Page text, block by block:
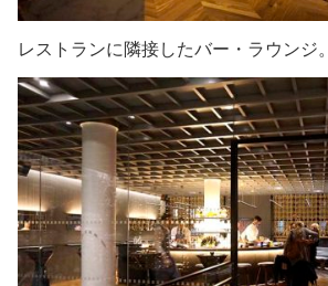
レストランに隣接したバー・ラウンジ。